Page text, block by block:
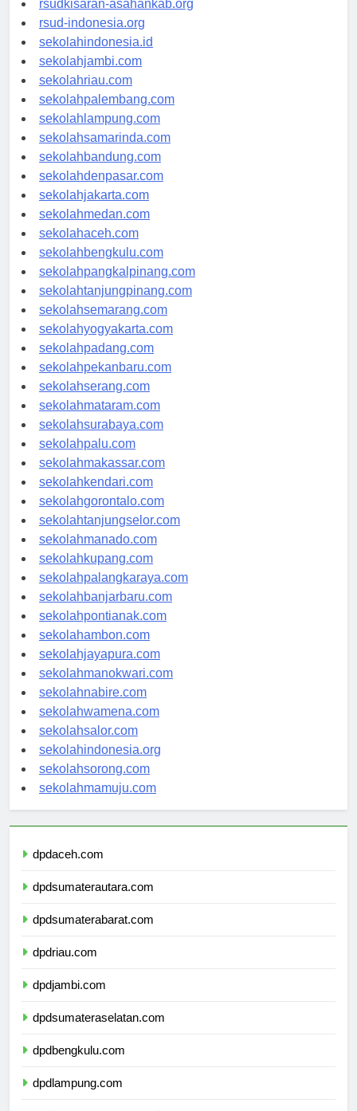
rsudkisaran-asahankab.org
rsud-indonesia.org
sekolahindonesia.id
sekolahjambi.com
sekolahriau.com
sekolahpalembang.com
sekolahlampung.com
sekolahsamarinda.com
sekolahbandung.com
sekolahdenpasar.com
sekolahjakarta.com
sekolahmedan.com
sekolahaceh.com
sekolahbengkulu.com
sekolahpangkalpinang.com
sekolahtanjungpinang.com
sekolahsemarang.com
sekolahyogyakarta.com
sekolahpadang.com
sekolahpekanbaru.com
sekolahserang.com
sekolahmataram.com
sekolahsurabaya.com
sekolahpalu.com
sekolahmakassar.com
sekolahkendari.com
sekolahgorontalo.com
sekolahtanjungselor.com
sekolahmanado.com
sekolahkupang.com
sekolahpalangkaraya.com
sekolahbanjarbaru.com
sekolahpontianak.com
sekolahambon.com
sekolahjayapura.com
sekolahmanokwari.com
sekolahnabire.com
sekolahwamena.com
sekolahsalor.com
sekolahindonesia.org
sekolahsorong.com